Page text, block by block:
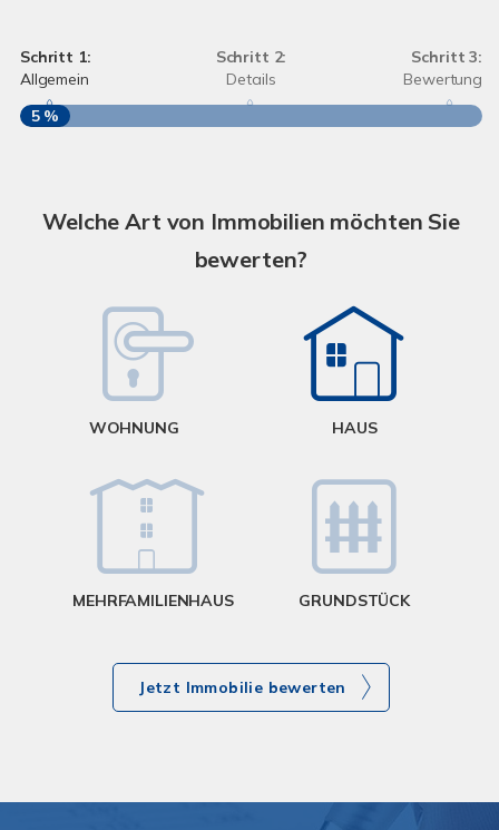
Schritt 1:
Allgemein
Schritt 2:
Details
Schritt 3:
Bewertung
5 %
Welche Art von Immobilien möchten Sie
bewerten?
WOHNUNG HAUS
MEHRFAMILIENHAUS GRUNDSTÜCK
Jetzt Immobilie bewerten